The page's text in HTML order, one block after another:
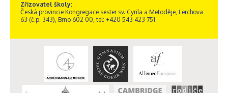
Zřizovatel školy:
Česká provincie Kongregace sester sv. Cyrila a Metoděje, Lerchova
63 (č.p. 343), Brno 602 00, tel: +420 543 423 751